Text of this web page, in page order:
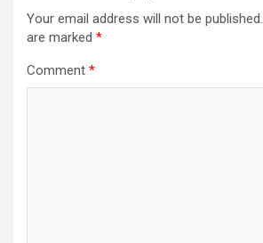
Your email address will not be published.
are marked *
Comment *